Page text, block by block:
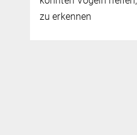
Eine Langzeitstudie